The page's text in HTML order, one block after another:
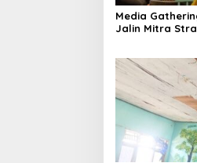
Media
Jalin Mitra